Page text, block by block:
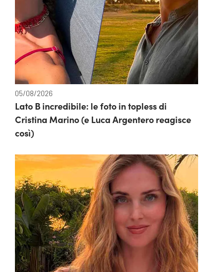
05/08/2026
Lato B incredibile: le foto in topless di
Cristina Marino (e Luca Argentero reagisce
così)